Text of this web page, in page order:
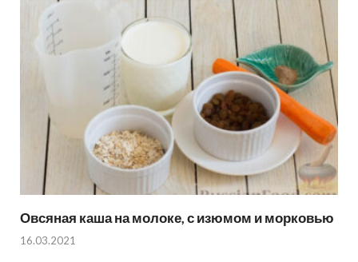
Овсяная каша на молоке, с изюмом и морковью
16.03.2021